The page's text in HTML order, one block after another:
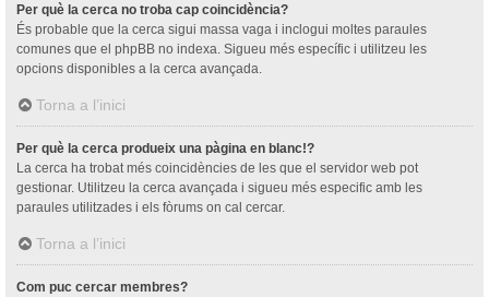
Per què la cerca no troba cap coincidència?
És probable que la cerca sigui massa vaga i inclogui moltes paraules
comunes que el phpBB no indexa. Sigueu més específic i utilitzeu les
opcions disponibles a la cerca avançada.
Torna a l’inici
Per què la cerca produeix una pàgina en blanc!?
La cerca ha trobat més coincidències de les que el servidor web pot
gestionar. Utilitzeu la cerca avançada i sigueu més especific amb les
paraules utilitzades i els fòrums on cal cercar.
Torna a l’inici
Com puc cercar membres?